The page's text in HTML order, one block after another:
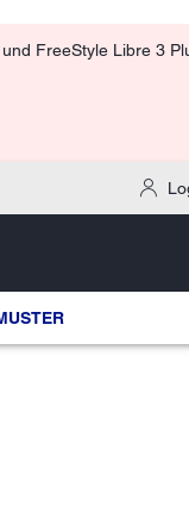
FreeStyle Libre 3